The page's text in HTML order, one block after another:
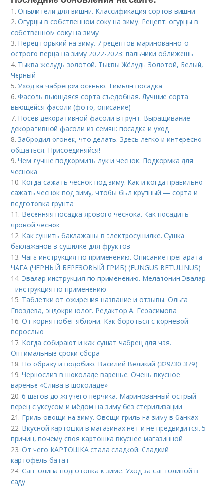
1.Опылители для вишни. Классификация сортов вишни
2.Огурцы в собственном соку на зиму. Рецепт: огурцы в
собственном соку на зиму
3. Перец горький на зиму. 7 рецептов маринованного
острого перца на зиму 2022-2023: пальчики оближешь
4. Тыква желудь золотой. Тыквы Жёлудь Золотой, Белый,
Чёрный
5.Уход за чабрецом осенью. Тимьян посадка
6.Фасоль вьющаяся сорта съедобная. Лучшие сорта
вьющейся фасоли (фото, описание)
7. Посев декоративной фасоли в грунт. Выращивание
декоративной фасоли из семян: посадка и уход
8.Забродил огонек, что делать. Здесь легко и интересно
общаться. Присоединяйся!
9.Чем лучше подкормить лук и чеснок. Подкормка для
чеснока
10. Когда сажать чеснок под зиму. Как и когда правильно
сажать чеснок под зиму, чтобы был крупный — сорта и
подготовка грунта
11. Весенняя посадка ярового чеснока. Как посадить
яровой чеснок
12. Как сушить баклажаны в электросушилке. Сушка
баклажанов в сушилке для фруктов
13.Чага инструкция по применению. Описание препарата
ЧАГА (ЧЕРНЫЙ БЕРЕЗОВЫЙ ГРИБ) (FUNGUS BETULINUS)
14. Эвалар инструкция по применению. Мелатонин Эвалар
- инструкция по применению
15. Таблетки от ожирения название и отзывы. Ольга
Гвоздева, эндокринолог. Редактор А. Герасимова
16.От корня побег яблони. Как бороться с корневой
порослью
17. Когда собирают и как сушат чабрец для чая.
Оптимальные сроки сбора
18. По образу и подобию. Василий Великий (329/30-379)
19.Чернослив в шоколаде варенье. Очень вкусное
варенье «Слива в шоколаде»
20.6 шагов до жгучего перчика. Маринованный острый
перец с уксусом и мёдом на зиму без стерилизации
21. Гриль овощи на зиму. Овощи гриль на зиму в банках
22. Вкусной картошки в магазинах нет и не предвидится. 5
причин, почему своя картошка вкуснее магазинной
23.От чего КАРТОШКА стала сладкой. Сладкий
картофель батат
24.Сантолина подготовка к зиме. Уход за сантолиной в
саду